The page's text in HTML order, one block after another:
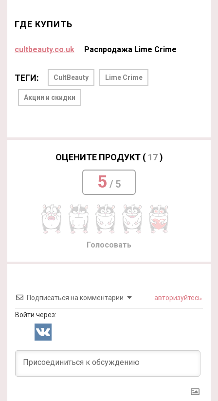
ГДЕ КУПИТЬ
cultbeauty.co.uk Распродажа Lime Crime
ТЕГИ: CultBeauty Lime Crime
Акции и скидки
ОЦЕНИТЕ ПРОДУКТ ( 17)
5 / 5
Голосовать
Подписаться на комментарии авторизуйтесь
Войти через: